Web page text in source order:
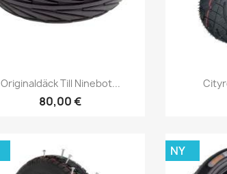
Snabbvy
Originaldäck Till Ninebot...
80,00 €
NY